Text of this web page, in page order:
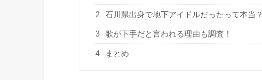
2 石川県出身で地下アイドルだったって本当？
3 歌が下手だと言われる理由も調査！
4 まとめ